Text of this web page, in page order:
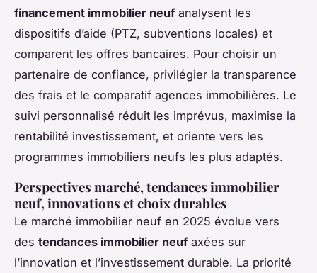
financement immobilier neufanalysent les
dispositifs d’aide (PTZ, subventions locales) et
comparent les offres bancaires. Pour choisir un
partenaire de confiance, privilégier la transparence
des frais et le comparatif agences immobilières. Le
suivi personnalisé réduit les imprévus, maximise la
rentabilité investissement, et oriente vers les
programmes immobiliers neufs les plus adaptés.
Perspectives marché, tendances immobilier
neuf, innovations et choix durables
Le marché immobilier neuf en 2025 évolue vers
des tendances immobilier neufaxées sur
l’innovation et l’investissement durable. La priorité